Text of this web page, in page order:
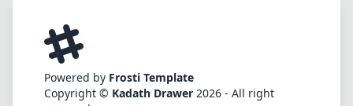
Powered by Frosti Template
Copyright © Kadath Drawer 2026 - All right